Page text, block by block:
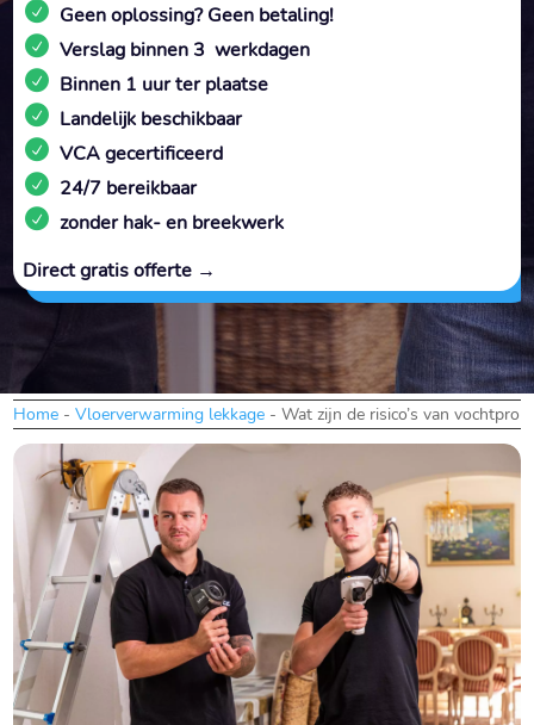
Geen oplossing? Geen betaling!
Verslag binnen 3 werkdagen
Binnen 1 uur ter plaatse
Landelijk beschikbaar
VCA gecertificeerd
24/7 bereikbaar
zonder hak- en breekwerk
Direct gratis offerte →
Home -Vloerverwarming lekkage -Wat zijn de risico’s van